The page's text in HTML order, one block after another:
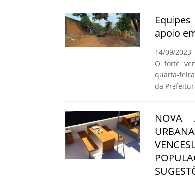
apoio
14/09/2023
O forte
quarta-
da
NOVA